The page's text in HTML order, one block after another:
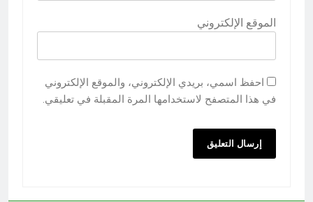
الموقع الإلكتروني
احفظ اسمي، بريدي الإلكتروني، والموقع الإلكتروني
في هذا المتصفح لاستخدامها المرة المقبلة في تعليقي.